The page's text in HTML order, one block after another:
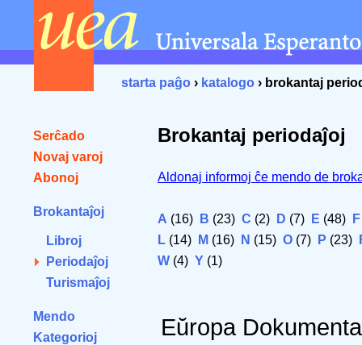
starta paĝo › katalogo › brokantaj
Serĉado
Novaj varoj
Abonoj
Brokantaĵoj
Libroj
Periodaĵoj
Turismaĵoj
Mendo
Kategorioj
Brokantaj periodaĵoj
Aldonaj informoj ĉe mendo de
A (16) B (23) C (2) D (7) E (48) F
L (14) M (16) N (15) O (7) P (23)
W (4) Y (1)
Eŭropa